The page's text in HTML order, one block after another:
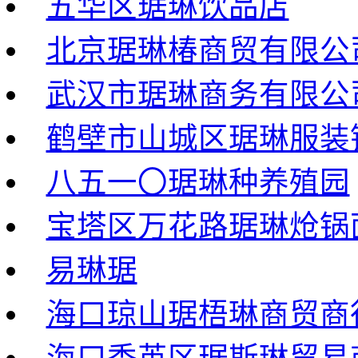
北京琚琳椿商贸有限公
武汉市琚琳商务有限公
鹤壁市山城区琚琳服装
八五一〇琚琳种养殖园
宝塔区万花路琚琳炝锅
易琳琚
海口琼山琚梧琳商贸商